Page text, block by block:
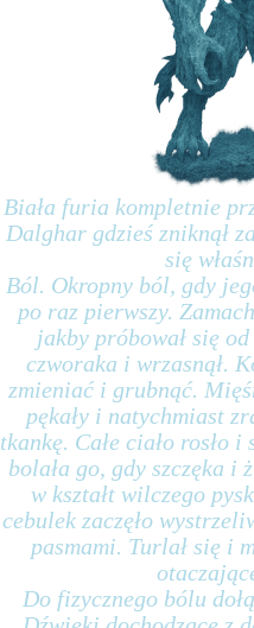
Biała furia kompletnie
Dalghar gdzieś zniknął
się
Ból. Okropny ból, gdy
po raz pierwszy.
jakby próbował się
czworaka i wrzasnął.
zmieniać i grubnąć.
pękały i natychmiast
tkankę. Całe ciało rosło i
bolała go, gdy szczęka i
w kształt wilczego
cebulek zaczęło
pasmami. Turlał się i
Do fizycznego bólu